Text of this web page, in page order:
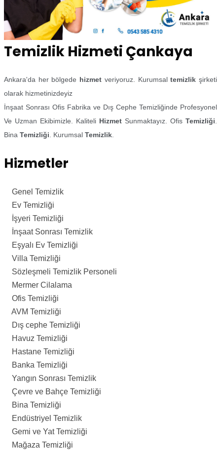
Temizlik Hizmeti Çankaya
Ankara'da her bölgede hizmet veriyoruz. Kurumsaltemizlik şirketi
olarak hizmetinizdeyiz
İnşaat Sonrası Ofis Fabrika ve Dış Cephe Temizliğinde Profesyonel
Ve Uzman Ekibimizle. Kaliteli Hizmet Sunmaktayız. Ofis Temizliği
Bina Temizliği . Kurumsal Temizlik
Hizmetler
Genel Temizlik
Ev Temizliği
İşyeri Temizliği
İnşaat Sonrası Temizlik
Eşyalı Ev Temizliği
Villa Temizliği
Sözleşmeli Temizlik Personeli
Mermer Cilalama
Ofis Temizliği
AVM Temizliği
Dış cephe Temizliği
Havuz Temizliği
Hastane Temizliği
Banka Temizliği
Yangın Sonrası Temizlik
Çevre ve Bahçe Temizliği
Bina Temizliği
Endüstriyel Temizlik
Gemi ve Yat Temizliği
Mağaza Temizliği